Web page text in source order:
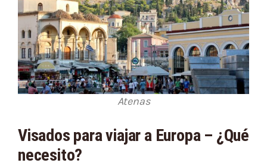
Atenas
Visados para viajar a Europa – ¿Qué
necesito?